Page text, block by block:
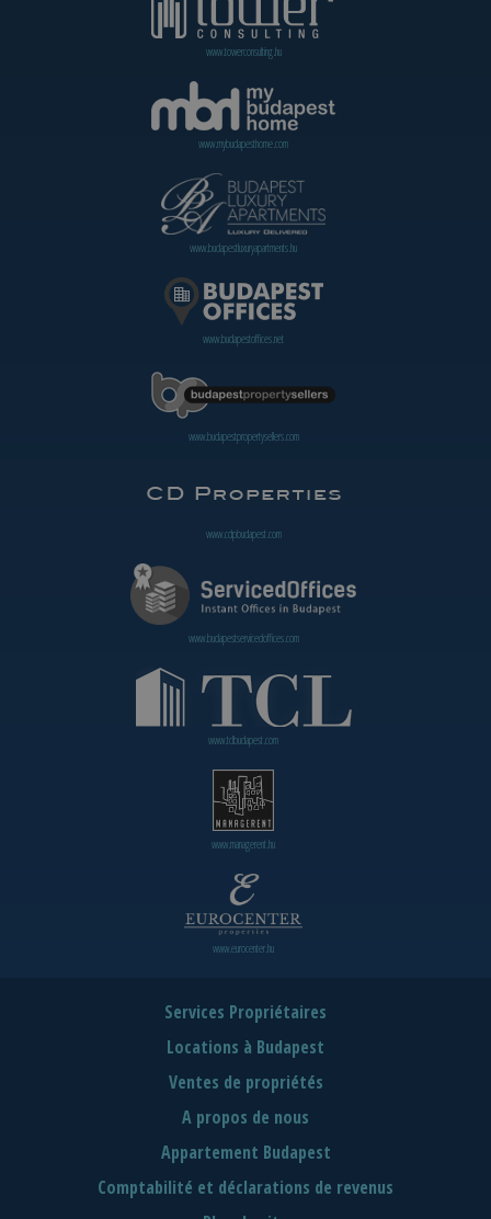
www.towerconsulting.hu
www.mybudapesthome.com
www.budapestluxuryapartments.hu
www.budapestoffices.net
www.budapestpropertysellers.com
www.cdpbudapest.com
www.budapestservicedoffices.com
www.tclbudapest.com
www.managerent.hu
www.eurocenter.hu
Services Propriétaires
Locations à Budapest
Ventes de propriétés
A propos de nous
Appartement Budapest
Comptabilité et déclarations de revenus